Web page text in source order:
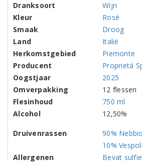
Dranksoort
Wijn
Kleur
Rosé
Smaak
Droog
Land
Italië
Herkomstgebied
Piemonte
Producent
Proprietá
Oogstjaar
2025
Omverpakking
12 flessen
Flesinhoud
750 ml
Alcohol
12,50%
Druivenrassen
90%
10%
Allergenen
Bevat